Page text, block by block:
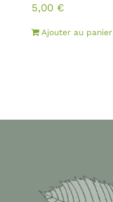
5,00 €
Ajouter au panier